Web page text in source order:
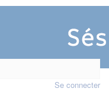
Se connecter